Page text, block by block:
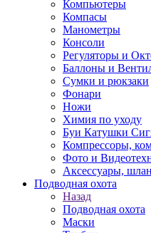
Компьютеры
Компасы
Манометры
Консоли
Регуляторы и
Баллоны и
Сумки и рюкзаки
Фонари
Ножи
Химия по уходу
Буи Катушки
Компрессоры,
Фото и
Аксессуары,
Подводная охота
Назад
Подводная охота
Маски